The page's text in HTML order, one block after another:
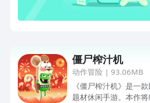
僵尸榨汁机
动作冒险 | 93.06MB
《僵尸榨汁机》是一
题材休闲手游。本作